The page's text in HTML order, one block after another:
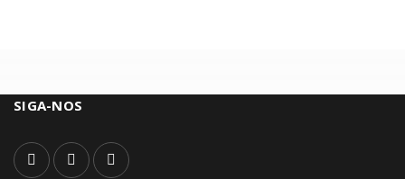
SIGA-NOS